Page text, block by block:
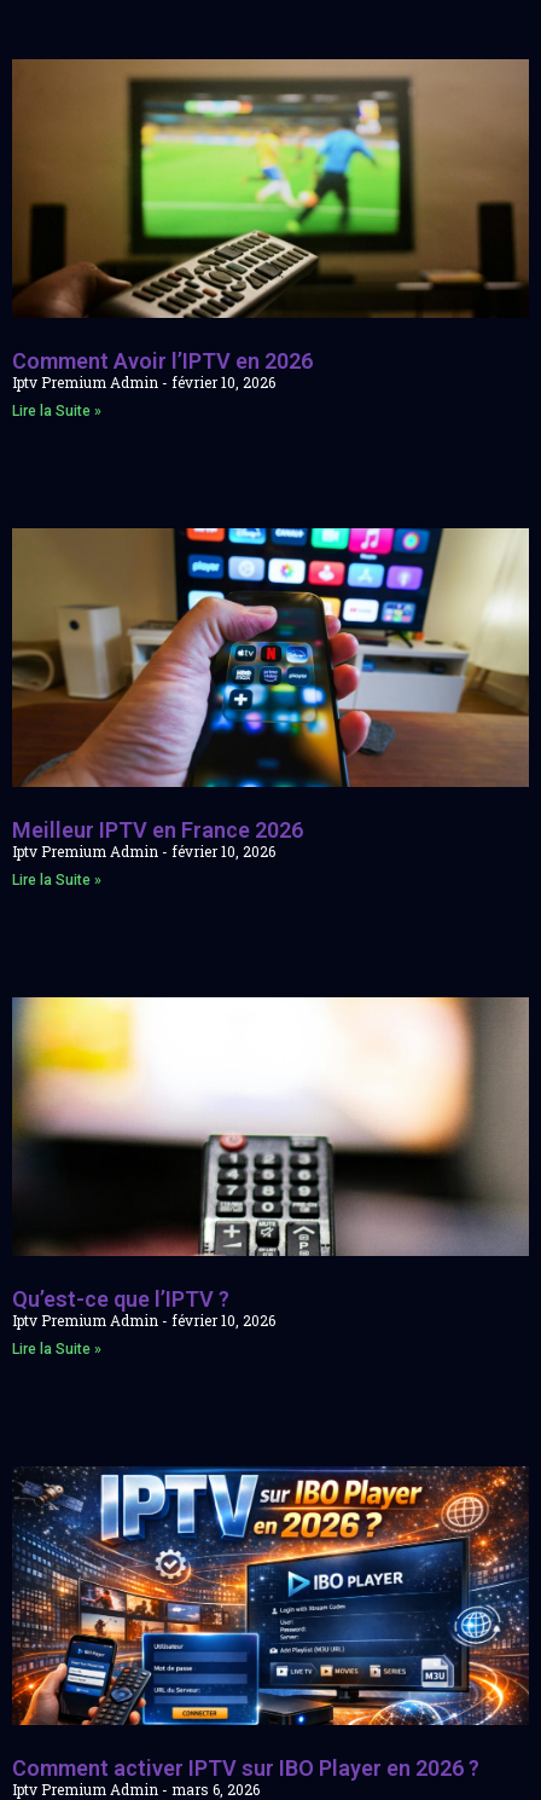
Comment Avoir l’IPTV en 2026
Iptv Premium Admin février 10, 2026
Lire la Suite »
Meilleur IPTV en France 2026
Iptv Premium Admin février 10, 2026
Lire la Suite »
Qu’est-ce que l’IPTV ?
Iptv Premium Admin février 10, 2026
Lire la Suite »
Comment activer IPTV sur IBO Player en 2026 ?
Iptv Premium Admin mars 6, 2026